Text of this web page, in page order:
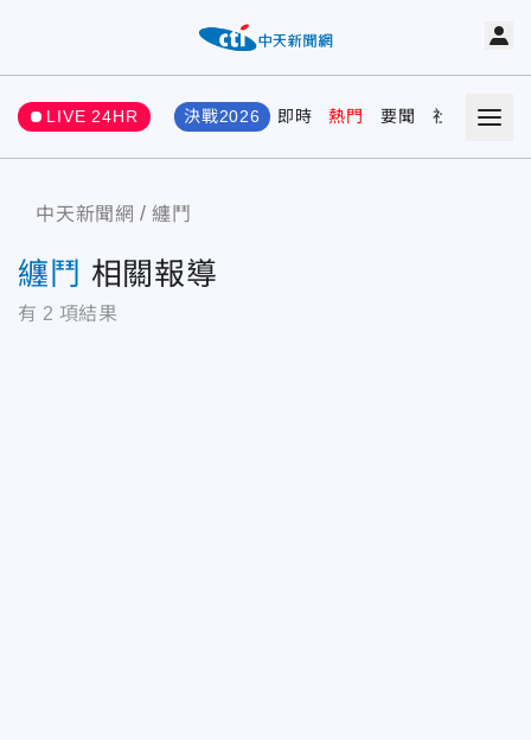
LIVE 24HR 決戰2026 即時 熱門 要聞 社會 娛樂
中天新聞網 纏鬥
纏鬥 相關報導
有 2 項結果